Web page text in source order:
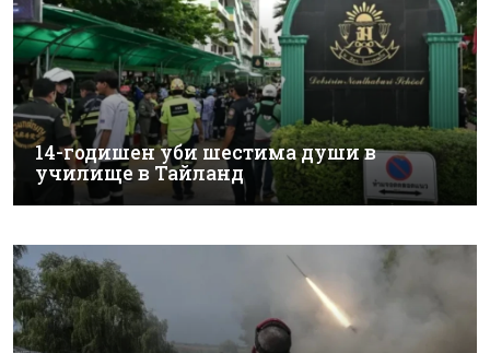
14-годишен уби шестима души в
училище в Тайланд